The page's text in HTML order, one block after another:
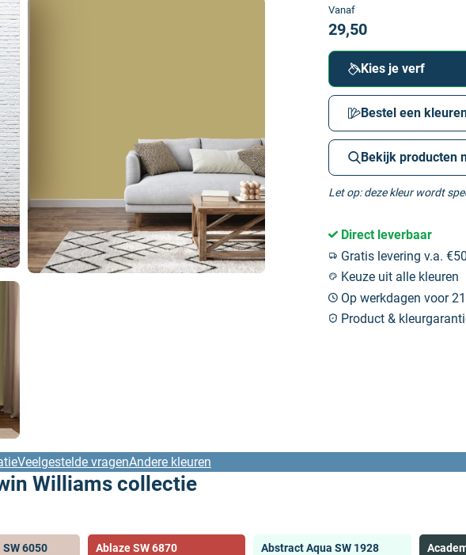
Vanaf
29,50
Kies je verf
Bestel een
Bekijk producten
Let op: deze kleur wordt
Direct leverbaar
Gratis levering v.a.
Keuze uit alle kleuren
Op werkdagen voor
Product &
Veelgestelde vragenAndere kleuren
Williams collectie
6050
Ablaze SW 6870
Abstract Aqua SW 1928